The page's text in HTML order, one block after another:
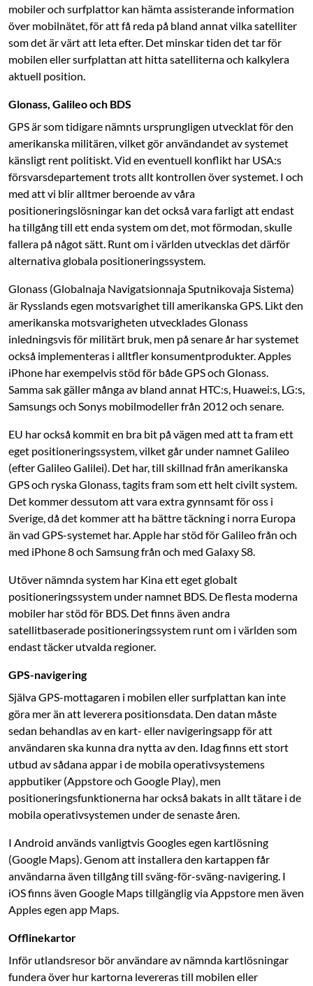
mobiler och surfplattor kan hämta assisterande information
över mobilnätet, för att få reda på bland annat vilka satelliter
som det är värt att leta efter. Det minskar tiden det tar för
mobilen eller surfplattan att hitta satelliterna och kalkylera
aktuell position.
Glonass, Galileo och BDS
GPS är som tidigare nämnts ursprungligen utvecklat för den
amerikanska militären, vilket gör användandet av systemet
känsligt rent politiskt. Vid en eventuell konflikt har USA:s
försvarsdepartement trots allt kontrollen över systemet. I och
med att vi blir alltmer beroende av våra
positioneringslösningar kan det också vara farligt att endast
ha tillgång till ett enda system om det, mot förmodan, skulle
fallera på något sätt. Runt om i världen utvecklas det därför
alternativa globala positioneringssystem.
Glonass (Globalnaja Navigatsionnaja Sputnikovaja Sistema)
är Rysslands egen motsvarig­het till amerikanska GPS. Likt den
amerikanska motsvarigheten utvecklades Glonass
inledningsvis för militärt bruk, men på senare år har systemet
också ­implementeras i alltfler konsumentprodukter. Apples
iPhone har ­exempelvis stöd för både GPS och Glonass.
Samma sak gäller många av bland annat HTC:s, Huawei:s, LG:s,
Samsungs och Sonys mobilmodeller från 2012 och senare.
EU har också kommit en bra bit på vägen med att ta fram ett
eget positionerings­system, vilket går under namnet Galileo
(efter Galileo Galilei). Det har, till skillnad från ­amerikanska
GPS och ryska Glonass, tagits fram som ett helt civilt system.
Det ­kommer dessutom att vara extra gynnsamt för oss i
Sverige, då det kommer att ha bättre ­täckning i norra Europa
än vad GPS-systemet har. Apple har stöd för Galileo från och
med iPhone 8 och Samsung från och med Galaxy S8.
Utöver nämnda system har Kina ett eget globalt
positioneringssystem under namnet BDS. De flesta moderna
mobiler har stöd för BDS. Det finns även andra
satellitbaserade positioneringssystem runt om i världen som
endast täcker utvalda regioner.
GPS-navigering
Själva GPS-mottagaren i mobilen eller surfplattan kan inte
göra mer än att ­leverera positionsdata. Den datan måste
sedan behandlas av en kart- eller navigeringsapp för att
användaren ska kunna dra nytta av den. Idag finns ett stort
utbud av sådana appar i de mobila operativsystemens
appbutiker (Appstore och Google Play), men
positioneringsfunktionerna har också bakats in allt tätare i de
mobila operativ­systemen under de senaste åren.
I Android används vanligtvis Googles egen kartlösning
(Google Maps). Genom att installera den kartappen får
användarna även tillgång till sväng-för-sväng-navigering. I
iOS finns även Google Maps tillgänglig via Appstore men även
Apples egen app Maps.
Offlinekartor
Inför utlandsresor bör användare av nämnda kartlösningar
fundera över hur kartorna levereras till mobilen eller